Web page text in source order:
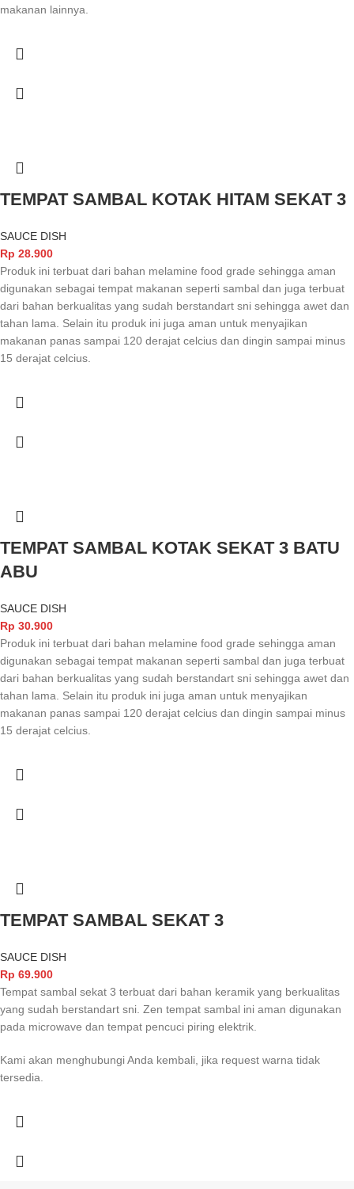
makanan lainnya.
TEMPAT SAMBAL KOTAK HITAM SEKAT 3
SAUCE DISH
Rp 28.900
Produk ini terbuat dari bahan melamine food grade sehingga aman
digunakan sebagai tempat makanan seperti sambal dan juga terbuat
dari bahan berkualitas yang sudah berstandart sni sehingga awet dan
tahan lama. Selain itu produk ini juga aman untuk menyajikan
makanan panas sampai 120 derajat celcius dan dingin sampai minus
15 derajat celcius.
TEMPAT SAMBAL KOTAK SEKAT 3 BATU
ABU
SAUCE DISH
Rp 30.900
Produk ini terbuat dari bahan melamine food grade sehingga aman
digunakan sebagai tempat makanan seperti sambal dan juga terbuat
dari bahan berkualitas yang sudah berstandart sni sehingga awet dan
tahan lama. Selain itu produk ini juga aman untuk menyajikan
makanan panas sampai 120 derajat celcius dan dingin sampai minus
15 derajat celcius.
TEMPAT SAMBAL SEKAT 3
SAUCE DISH
Rp 69.900
Tempat sambal sekat 3 terbuat dari bahan keramik yang berkualitas
yang sudah berstandart sni. Zen tempat sambal ini aman digunakan
pada microwave dan tempat pencuci piring elektrik.
Kami akan menghubungi Anda kembali, jika request warna tidak
tersedia.